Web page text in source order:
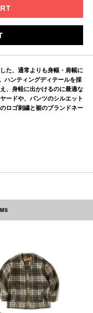
68 30
た、通常よりも身幅・肩幅に
ハンティングディテールを採
、身軽に出かけるのに最適な
ードや、パンツのシルエット
ロゴ刺繍と裾のブランドネー
。洗濯後、形を整えて干して
おさけ下さい。アイロンを
部分・ネーム部分にはアイロ